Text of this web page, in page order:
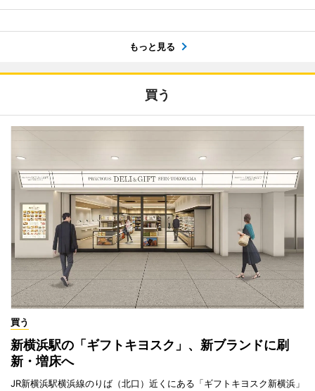
もっと見る
買う
買う
新横浜駅の「ギフトキヨスク」、新ブランドに刷
新・増床へ
JR新横浜駅横浜線のりば（北口）近くにある「ギフトキヨスク新横浜」